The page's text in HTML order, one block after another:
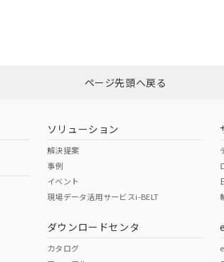
ンロードはこちらページ先頭へ戻る
ソリューション
解決提案
事例
イベント
現場データ活用サービスi-BELT
ダウンロードセンタ
カタログ